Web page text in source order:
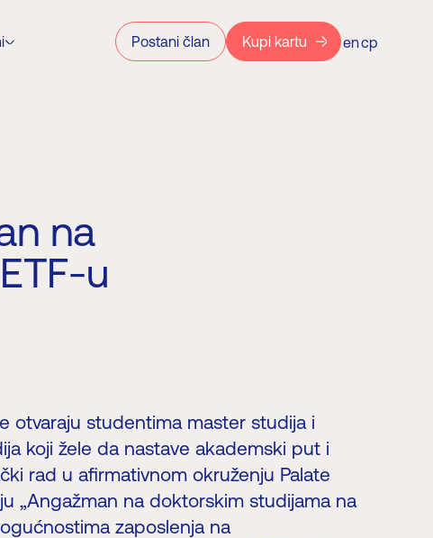
Postani član Kupi kartu enср
na
u
otvaraju studentima master studija i
koji žele da nastave akademski put i
rad u afirmativnom okruženju Palate
„Angažman na doktorskim studijama na
zaposlenja na